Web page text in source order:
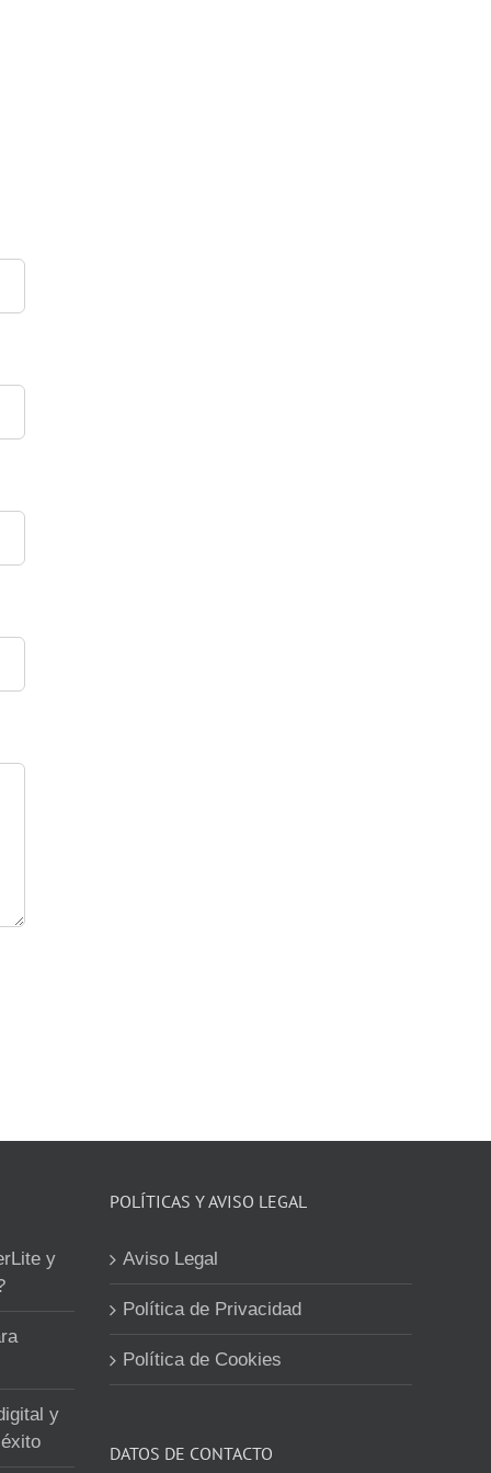
y
y
POLÍTICAS Y AVISO LEGAL
Aviso Legal
Política de Privacidad
Política de Cookies
DATOS DE CONTACTO